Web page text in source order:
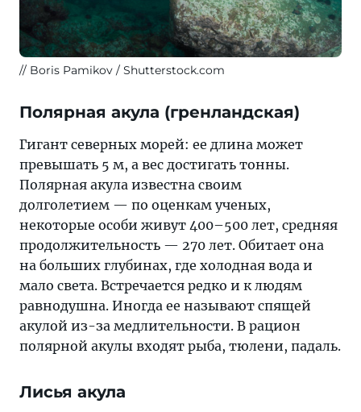
Boris Pamikov / Shutterstock.com
Полярная акула (гренландская)
Гигант северных морей: ее длина может
превышать 5 м, а вес достигать тонны.
Полярная акула известна своим
долголетием — по оценкам ученых,
некоторые особи живут 400–500 лет, средняя
продолжительность — 270 лет. Обитает она
на больших глубинах, где холодная вода и
мало света. Встречается редко и к людям
равнодушна. Иногда ее называют спящей
акулой из-за медлительности. В рацион
полярной акулы входят рыба, тюлени, падаль.
Лисья акула